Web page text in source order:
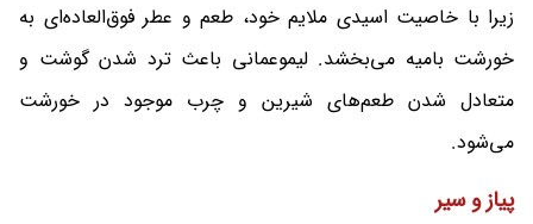
زیرا با خاصیت اسیدی ملایم خود، طعم و عطر فوق‌العاده‌ای به
خورشت بامیه می‌بخشد. لیموعمانی باعث ترد شدن گوشت و
متعادل شدن طعم‌های شیرین و چرب موجود در خورشت
می‌شود.
پیاز و سیر